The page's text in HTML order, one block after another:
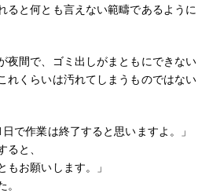
ると何とも言えない範疇であるように
夜間で、ゴミ出しがまともにできない
れくらいは汚れてしまうものではない
で作業は終了すると思いますよ。」
と、
もお願いします。」